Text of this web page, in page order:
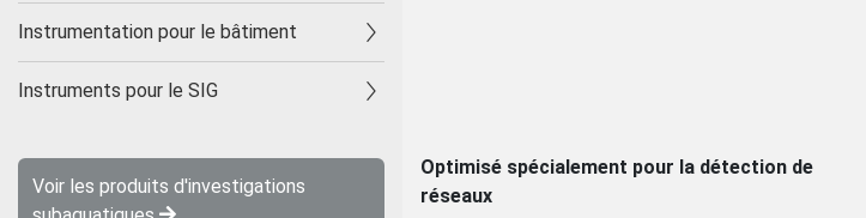
Instrumentation pour le bâtiment
Instruments pour le SIG
Voir les produits d'investigations
Optimisé spécialement pour la détection de
réseaux